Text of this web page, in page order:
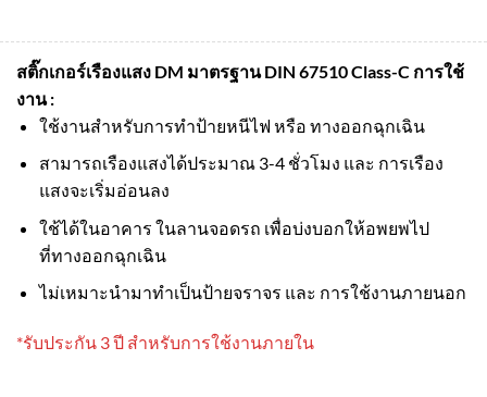
สติ๊กเกอร์เรืองแสง DM มาตรฐาน DIN 67510 Class-C การใช้
งาน :
ใช้งานสำหรับการทำป้ายหนีไฟ หรือ ทางออกฉุกเฉิน
สามารถเรืองแสงได้ประมาณ 3-4 ชั่วโมง และ การเรือง
แสงจะเริ่มอ่อนลง
ใช้ได้ในอาคาร ในลานจอดรถ เพื่อบ่งบอกให้อพยพไป
ที่ทางออกฉุกเฉิน
ไม่เหมาะนำมาทำเป็นป้ายจราจร และ การใช้งานภายนอก
*รับประกัน 3 ปี สำหรับการใช้งานภายใน